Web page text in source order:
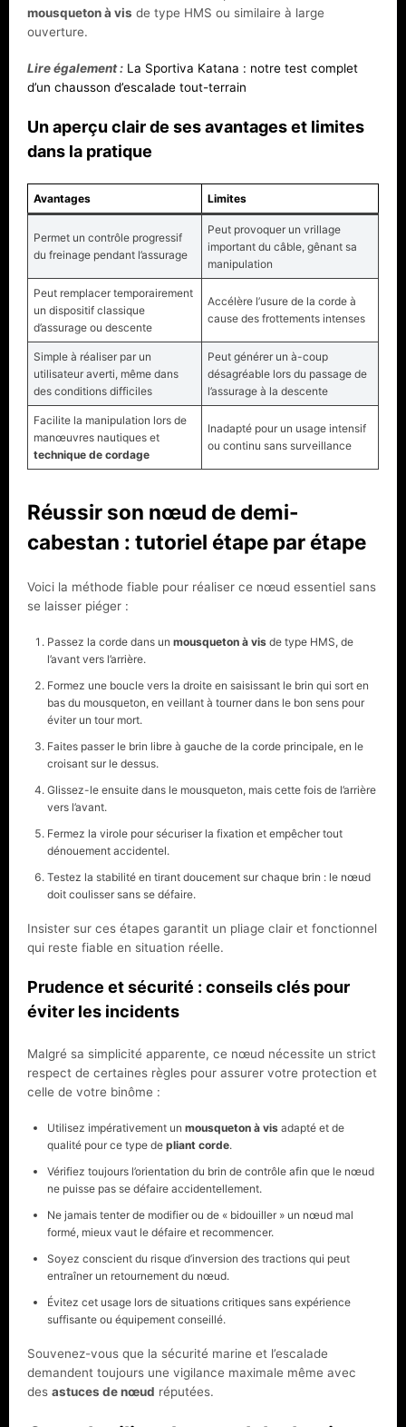
mousqueton à vis de type HMS ou similaire à large
ouverture.
Lire également : La Sportiva Katana : notre test complet
d’un chausson d’escalade tout-terrain
Un aperçu clair de ses avantages et limites
dans la pratique
Avantages Limites
Permet un contrôle progressif
du freinage pendant l’assurage
Peut provoquer un vrillage
important du câble, gênant sa
manipulation
Peut remplacer temporairement
un dispositif classique
d’assurage ou descente
Accélère l’usure de la corde à
cause des frottements intenses
Simple à réaliser par un
utilisateur averti, même dans
des conditions difficiles
Peut générer un à-coup
désagréable lors du passage de
l’assurage à la descente
Facilite la manipulation lors de
manœuvres nautiques et
technique de cordage
Inadapté pour un usage intensif
ou continu sans surveillance
Réussir son nœud de demi-
cabestan : tutoriel étape par étape
Voici la méthode fiable pour réaliser ce nœud essentiel sans
se laisser piéger :
Passez la corde dans un mousqueton à vis de type HMS, de
l’avant vers l’arrière.
Formez une boucle vers la droite en saisissant le brin qui sort en
bas du mousqueton, en veillant à tourner dans le bon sens pour
éviter un tour mort.
Faites passer le brin libre à gauche de la corde principale, en le
croisant sur le dessus.
Glissez-le ensuite dans le mousqueton, mais cette fois de l’arrière
vers l’avant.
Fermez la virole pour sécuriser la fixation et empêcher tout
dénouement accidentel.
Testez la stabilité en tirant doucement sur chaque brin : le nœud
doit coulisser sans se défaire.
Insister sur ces étapes garantit un pliage clair et fonctionnel
qui reste fiable en situation réelle.
Prudence et sécurité : conseils clés pour
éviter les incidents
Malgré sa simplicité apparente, ce nœud nécessite un strict
respect de certaines règles pour assurer votre protection et
celle de votre binôme :
Utilisez impérativement un mousqueton à vis adapté et de
qualité pour ce type de pliant corde.
Vérifiez toujours l’orientation du brin de contrôle afin que le nœud
ne puisse pas se défaire accidentellement.
Ne jamais tenter de modifier ou de « bidouiller » un nœud mal
formé, mieux vaut le défaire et recommencer.
Soyez conscient du risque d’inversion des tractions qui peut
entraîner un retournement du nœud.
Évitez cet usage lors de situations critiques sans expérience
suffisante ou équipement conseillé.
Souvenez-vous que la sécurité marine et l’escalade
demandent toujours une vigilance maximale même avec
des astuces de nœud réputées.